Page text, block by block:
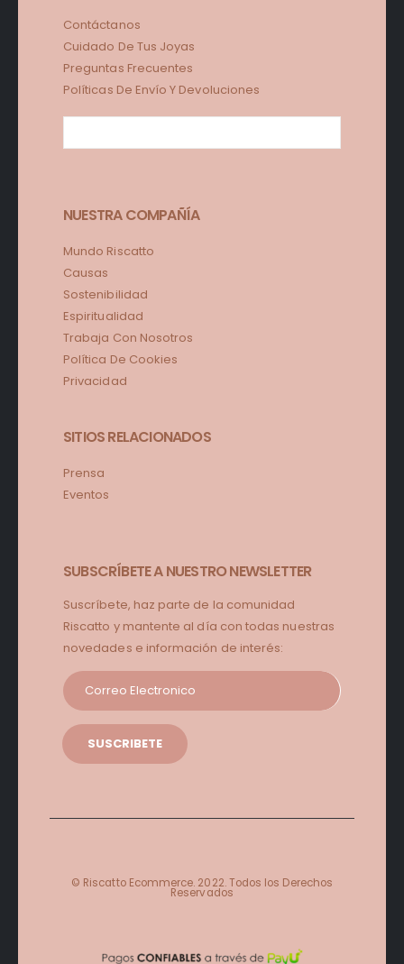
Contáctanos
Cuidado De Tus Joyas
Preguntas Frecuentes
Políticas De Envío Y Devoluciones
NUESTRA COMPAÑÍA
Mundo Riscatto
Causas
Sostenibilidad
Espiritualidad
Trabaja Con Nosotros
Política De Cookies
Privacidad
SITIOS RELACIONADOS
Prensa
Eventos
SUBSCRÍBETE A NUESTRO NEWSLETTER
Suscríbete, haz parte de la comunidad
Riscatto y mantente al día con todas nuestras
novedades e información de interés:
© Riscatto Ecommerce. 2022. Todos los Derechos
Reservados